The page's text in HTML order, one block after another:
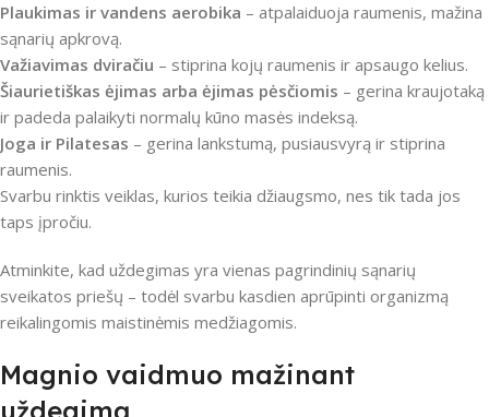
Plaukimas ir vandens aerobika – atpalaiduoja raumenis, mažina
sąnarių apkrovą.
Važiavimas dviračiu – stiprina kojų raumenis ir apsaugo kelius.
Šiaurietiškas ėjimas arba ėjimas pėsčiomis – gerina kraujotaką
ir padeda palaikyti normalų kūno masės indeksą.
Joga ir Pilatesas – gerina lankstumą, pusiausvyrą ir stiprina
raumenis.
Svarbu rinktis veiklas, kurios teikia džiaugsmo, nes tik tada jos
taps įpročiu.
Atminkite, kad uždegimas yra vienas pagrindinių sąnarių
sveikatos priešų – todėl svarbu kasdien aprūpinti organizmą
reikalingomis maistinėmis medžiagomis.
Magnio vaidmuo mažinant